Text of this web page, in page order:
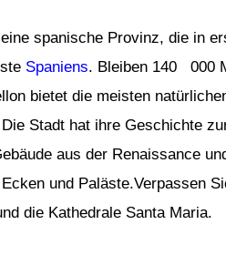
spanische Provinz, die in
Spaniens. Bleiben 140 000
bietet die meisten
Stadt hat ihre Geschichte
aus der Renaissance
und Paläste.Verpassen
die Kathedrale Santa Maria.